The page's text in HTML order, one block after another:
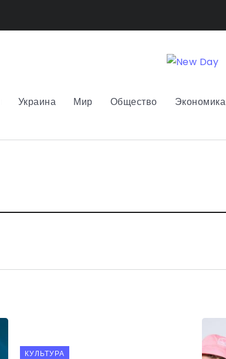
Украина Мир Общество Экономика
КУЛЬТУРА